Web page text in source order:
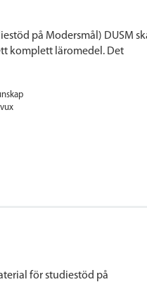
på Modersmål) DUSM
komplett läromedel. Det
för studiestöd på